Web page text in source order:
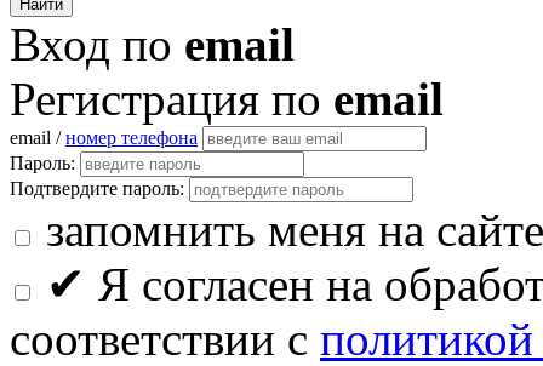
Вход по email
Регистрация по email
email /номер телефона
Пароль:
Подтвердите пароль:
запомнить меня на сайте
✔ Я согласен на
соответствии с